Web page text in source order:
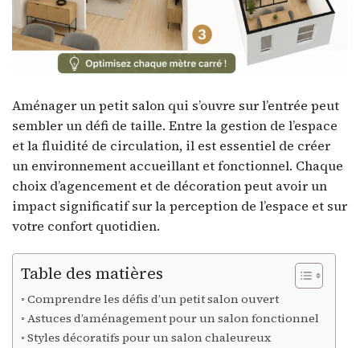
Aménager un petit salon qui s’ouvre sur l’entrée peut
sembler un défi de taille. Entre la gestion de l’espace
et la fluidité de circulation, il est essentiel de créer
un environnement accueillant et fonctionnel. Chaque
choix d’agencement et de décoration peut avoir un
impact significatif sur la perception de l’espace et sur
votre confort quotidien.
Table des matières
Comprendre les défis d’un petit salon ouvert
Astuces d’aménagement pour un salon fonctionnel
Styles décoratifs pour un salon chaleureux